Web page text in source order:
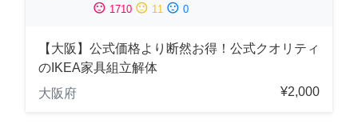
sentiment_satisfied 1710 sentiment_neutral 11 sentiment_dissatisfied 0
【大阪】公式価格より断然お得！公式クオリティ
のIKEA家具組立解体
大阪府
¥2,000